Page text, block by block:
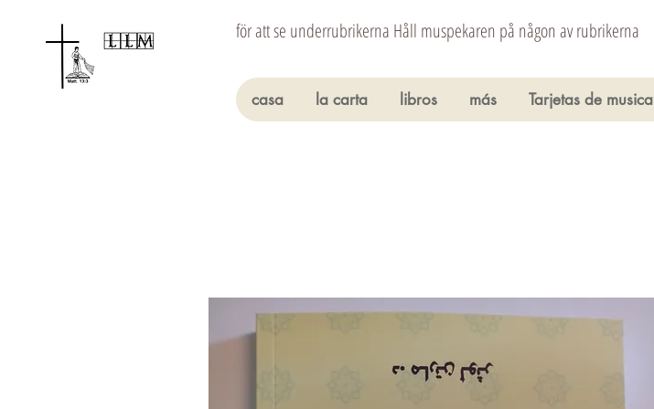
för att se underrubrikerna Håll muspekaren på någon av rubrikerna
casa la carta libros más Tarjetas de musica